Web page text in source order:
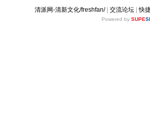
清派网-清新文化/freshfan/| 交流论坛|快
Powered by SUPE